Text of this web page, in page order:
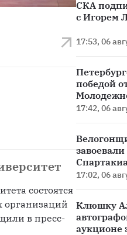
состоятся
организаций
в пресс-
СКА
с Игорем
17:53, 06
победой
футболу
17:42, 06
17:02, 06
Клюшку
аукционе